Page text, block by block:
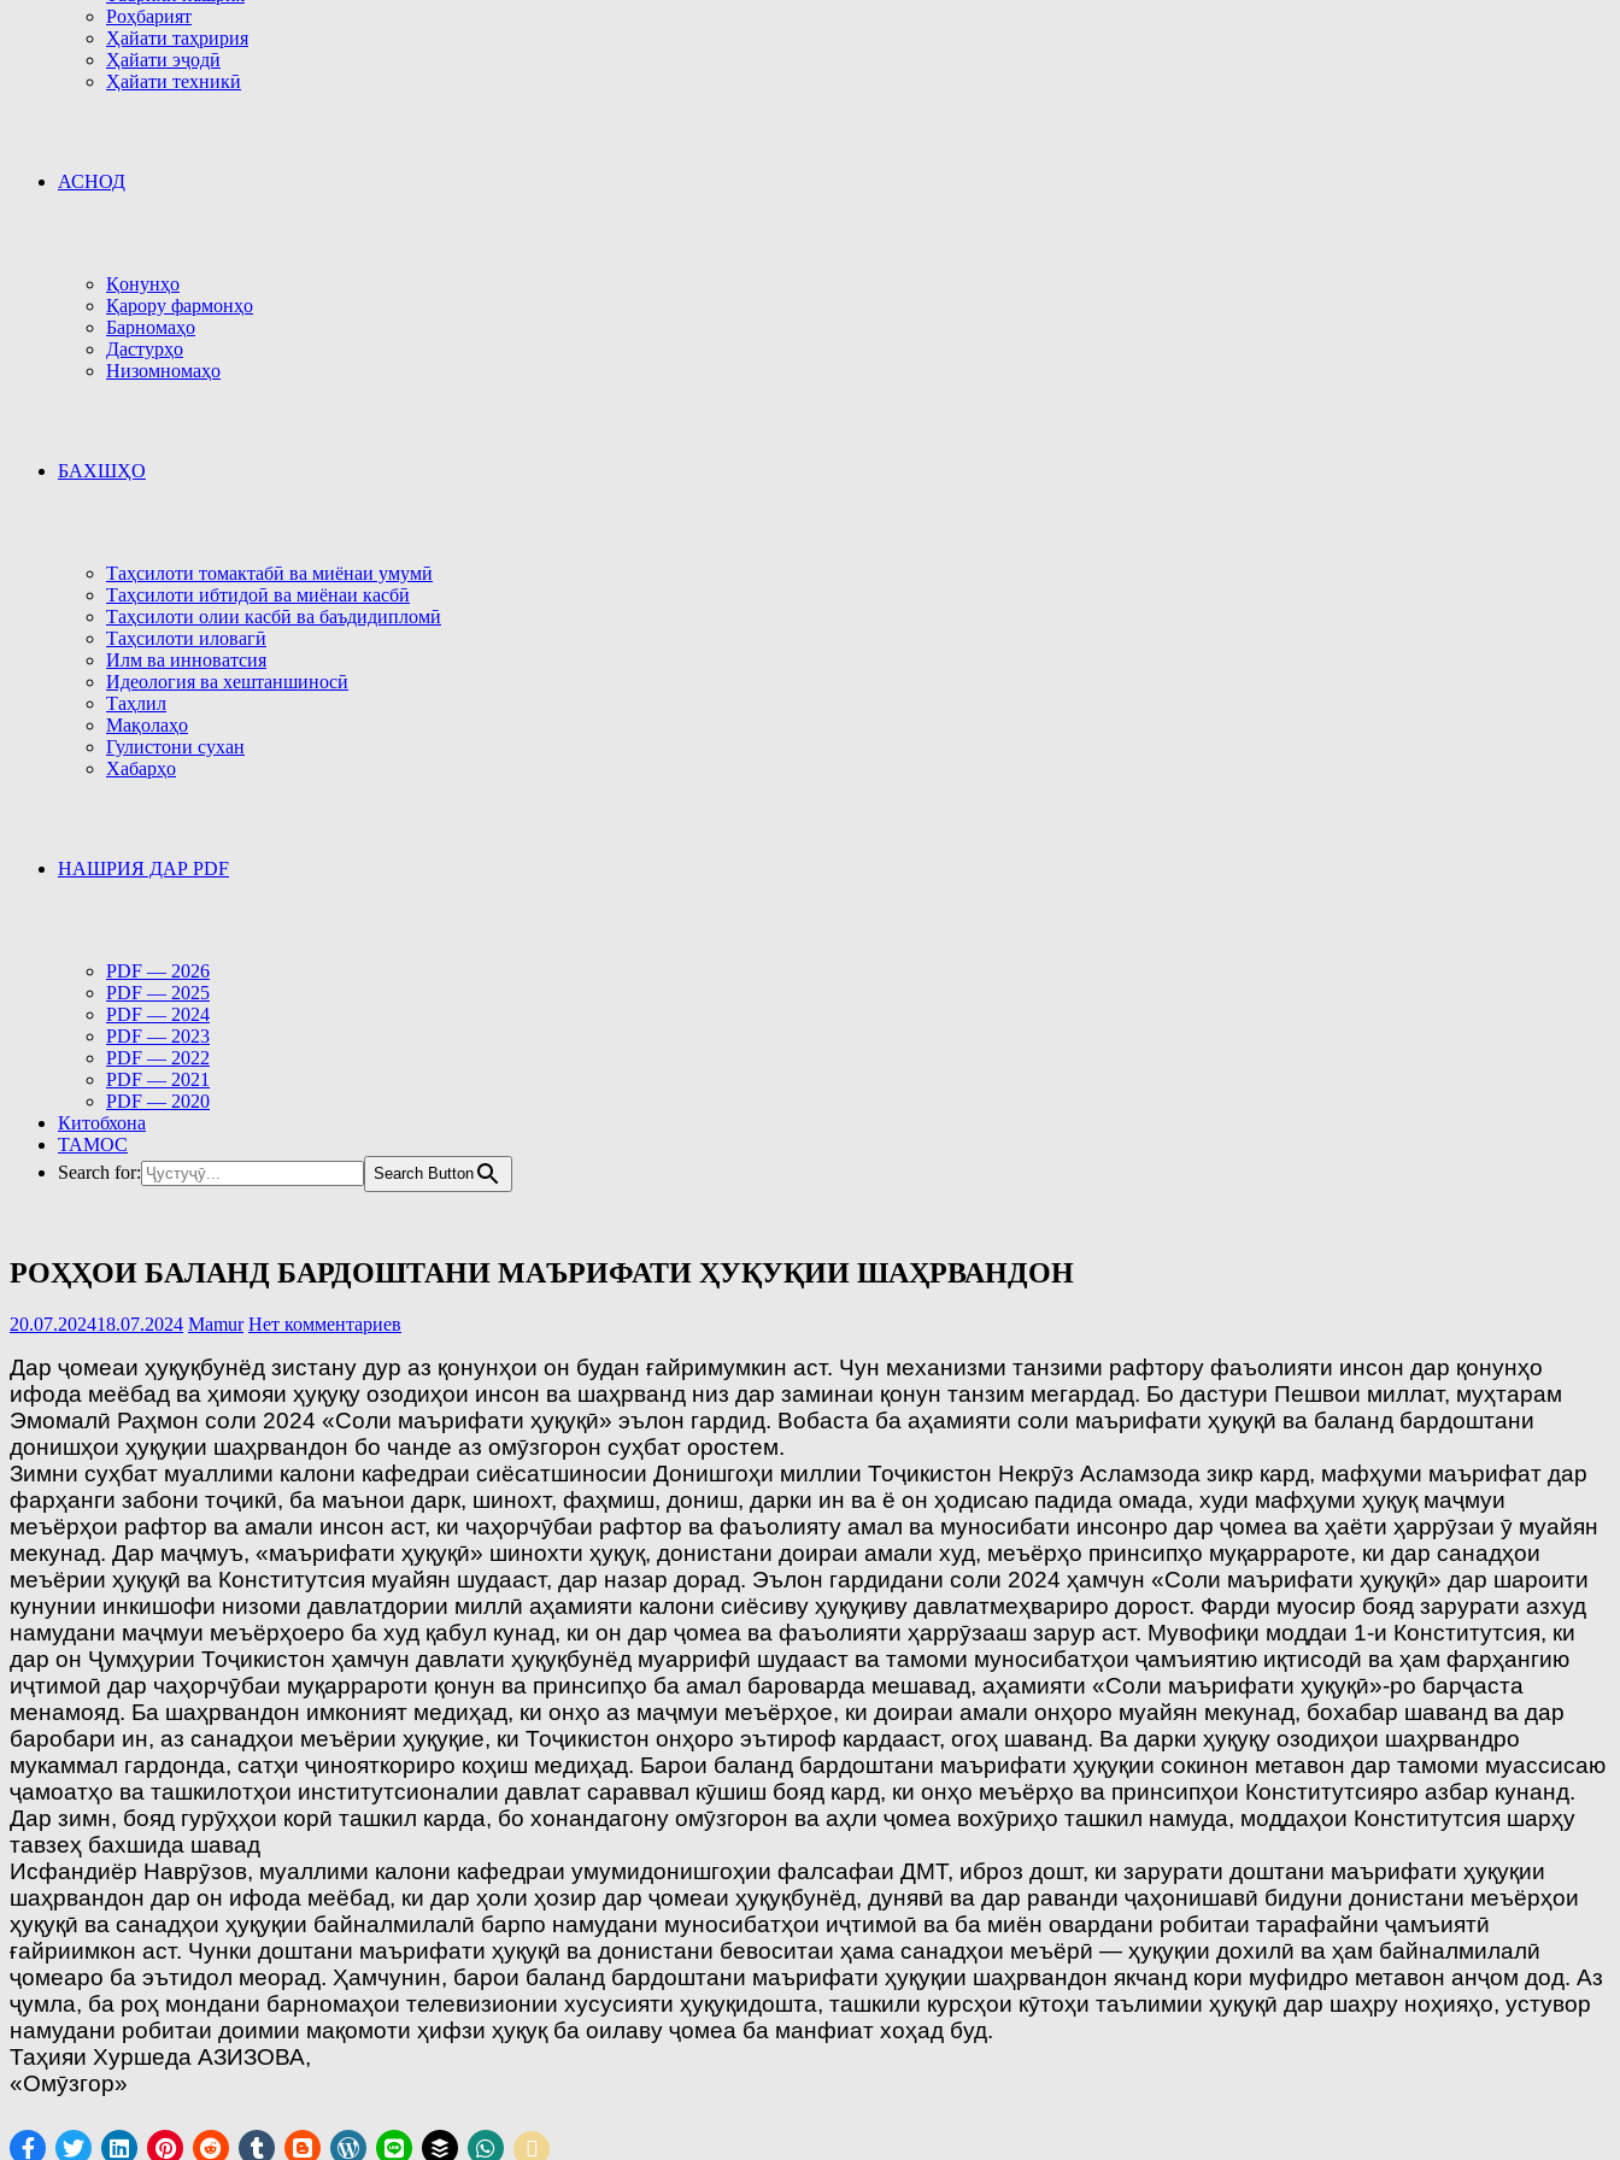
Роҳбарият
Ҳайати таҳририя
Ҳайати эҷодӣ
Ҳайати техникӣ
АСНОД
Қонунҳо
Қарору фармонҳо
Барномаҳо
Дастурҳо
Низомномаҳо
БАХШҲО
Таҳсилоти томактабӣ ва миёнаи умумӣ
Таҳсилоти ибтидоӣ ва миёнаи касбӣ
Таҳсилоти олии касбӣ ва баъдидипломӣ
Таҳсилоти иловагӣ
Илм ва инноватсия
Идеология ва хештаншиносӣ
Таҳлил
Мақолаҳо
Гулистони сухан
Хабарҳо
НАШРИЯ ДАР PDF
PDF — 2026
PDF — 2025
PDF — 2024
PDF — 2023
PDF — 2022
PDF — 2021
PDF — 2020
Китобхона
ТАМОС
Search for:
Search Button
РОҲҲОИ БАЛАНД БАРДОШТАНИ МАЪРИФАТИ ҲУҚУҚИИ ШАҲРВАНДОН
20.07.202418.07.2024 Mamur Нет комментариев
Дар ҷомеаи ҳуқуқбунёд зистану дур аз қонунҳои он будан ғайримумкин аст. Чун механизми танзими рафтору фаъолияти инсон дар қонунҳо
ифода меёбад ва ҳимояи ҳуқуқу озодиҳои инсон ва шаҳрванд низ дар заминаи қонун танзим мегардад. Бо дастури Пешвои миллат, муҳтарам
Эмомалӣ Раҳмон соли 2024 «Соли маърифати ҳуқуқӣ» эълон гардид. Вобаста ба аҳамияти соли маърифати ҳуқуқӣ ва баланд бардоштани
донишҳои ҳуқуқии шаҳрвандон бо чанде аз омӯзгорон суҳбат оростем.
Зимни суҳбат муаллими калони кафедраи сиёсатшиносии Донишгоҳи миллии Тоҷикистон Некрӯз Асламзода зикр кард, мафҳуми маърифат дар
фарҳанги забони тоҷикӣ, ба маънои дарк, шинохт, фаҳмиш, дониш, дарки ин ва ё он ҳодисаю падида омада, худи мафҳуми ҳуқуқ маҷмуи
меъёрҳои рафтор ва амали инсон аст, ки чаҳорчӯбаи рафтор ва фаъолияту амал ва муносибати инсонро дар ҷомеа ва ҳаёти ҳаррӯзаи ӯ муайян
мекунад. Дар маҷмуъ, «маърифати ҳуқуқӣ» шинохти ҳуқуқ, донистани доираи амали худ, меъёрҳо принсипҳо муқаррароте, ки дар санадҳои
меъёрии ҳуқуқӣ ва Конститутсия муайян шудааст, дар назар дорад. Эълон гардидани соли 2024 ҳамчун «Соли маърифати ҳуқуқӣ» дар шароити
кунунии инкишофи низоми давлатдории миллӣ аҳамияти калони сиёсиву ҳуқуқиву давлатмеҳвариро дорост. Фарди муосир бояд зарурати азхуд
намудани маҷмуи меъёрҳоеро ба худ қабул кунад, ки он дар ҷомеа ва фаъолияти ҳаррӯзааш зарур аст. Мувофиқи моддаи 1-и Конститутсия, ки
дар он Ҷумҳурии Тоҷикистон ҳамчун давлати ҳуқуқбунёд муаррифӣ шудааст ва тамоми муносибатҳои ҷамъиятию иқтисодӣ ва ҳам фарҳангию
иҷтимоӣ дар чаҳорчӯбаи муқаррароти қонун ва принсипҳо ба амал бароварда мешавад, аҳамияти «Соли маърифати ҳуқуқӣ»-ро барҷаста
менамояд. Ба шаҳрвандон имконият медиҳад, ки онҳо аз маҷмуи меъёрҳое, ки доираи амали онҳоро муайян мекунад, бохабар шаванд ва дар
баробари ин, аз санадҳои меъёрии ҳуқуқие, ки Тоҷикистон онҳоро эътироф кардааст, огоҳ шаванд. Ва дарки ҳуқуқу озодиҳои шаҳрвандро
мукаммал гардонда, сатҳи ҷинояткориро коҳиш медиҳад. Барои баланд бардоштани маърифати ҳуқуқии сокинон метавон дар тамоми муассисаю
ҷамоатҳо ва ташкилотҳои институтсионалии давлат сараввал кӯшиш бояд кард, ки онҳо меъёрҳо ва принсипҳои Конститутсияро азбар кунанд.
Дар зимн, бояд гурӯҳҳои корӣ ташкил карда, бо хонандагону омӯзгорон ва аҳли ҷомеа вохӯриҳо ташкил намуда, моддаҳои Конститутсия шарҳу
тавзеҳ бахшида шавад
Исфандиёр Наврӯзов, муаллими калони кафедраи умумидонишгоҳии фалсафаи ДМТ, иброз дошт, ки зарурати доштани маърифати ҳуқуқии
шаҳрвандон дар он ифода меёбад, ки дар ҳоли ҳозир дар ҷомеаи ҳуқуқбунёд, дунявӣ ва дар раванди ҷаҳонишавӣ бидуни донистани меъёрҳои
ҳуқуқӣ ва санадҳои ҳуқуқии байналмилалӣ барпо намудани муносибатҳои иҷтимоӣ ва ба миён овардани робитаи тарафайни ҷамъиятӣ
ғайриимкон аст. Чунки доштани маърифати ҳуқуқӣ ва донистани бевоситаи ҳама санадҳои меъёрӣ — ҳуқуқии дохилӣ ва ҳам байналмилалӣ
ҷомеаро ба эътидол меорад. Ҳамчунин, барои баланд бардоштани маърифати ҳуқуқии шаҳрвандон якчанд кори муфидро метавон анҷом дод. Аз
ҷумла, ба роҳ мондани барномаҳои телевизионии хусусияти ҳуқуқидошта, ташкили курсҳои кӯтоҳи таълимии ҳуқуқӣ дар шаҳру ноҳияҳо, устувор
намудани робитаи доимии мақомоти ҳифзи ҳуқуқ ба оилаву ҷомеа ба манфиат хоҳад буд.
Таҳияи Хуршеда АЗИЗОВА,
«Омӯзгор»